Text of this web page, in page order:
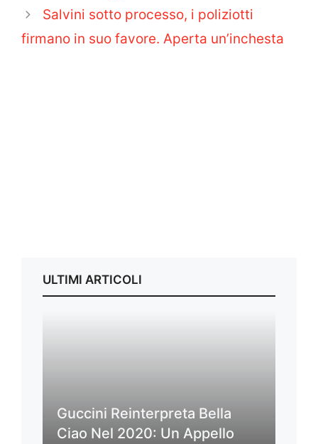
Salvini sotto processo, i poliziotti
firmano in suo favore. Aperta un’inchesta
ULTIMI ARTICOLI
Guccini Reinterpreta Bella
Ciao Nel 2020: Un Appello